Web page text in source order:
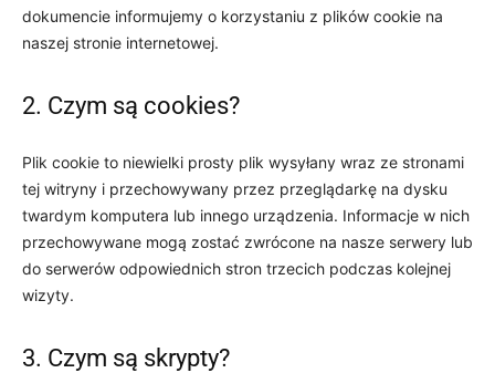
dokumencie informujemy o korzystaniu z plików cookie na
naszej stronie internetowej.
2. Czym są cookies?
Plik cookie to niewielki prosty plik wysyłany wraz ze stronami
tej witryny i przechowywany przez przeglądarkę na dysku
twardym komputera lub innego urządzenia. Informacje w nich
przechowywane mogą zostać zwrócone na nasze serwery lub
do serwerów odpowiednich stron trzecich podczas kolejnej
wizyty.
3. Czym są skrypty?